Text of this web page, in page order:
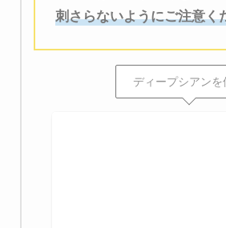
刺さらないようにご注意く
ディープシアンを